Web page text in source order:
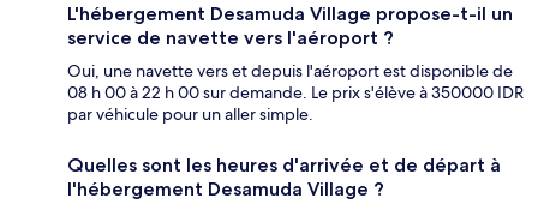
L'hébergement Desamuda Village propose-t-il un
service de navette vers l'aéroport ?
Oui, une navette vers et depuis l'aéroport est disponible de
08 h 00 à 22 h 00 sur demande. Le prix s'élève à 350000 IDR
par véhicule pour un aller simple.
Quelles sont les heures d'arrivée et de départ à
l'hébergement Desamuda Village ?